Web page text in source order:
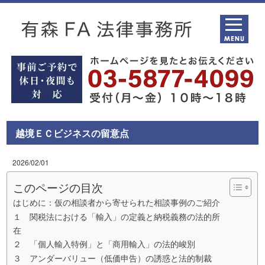
越境ＥＣビジネスの留意点
2026/02/01
このページの目次
はじめに：仮の相談者から寄せられた相談事例のご紹介
１ 関税法における「輸入」の定義と納税義務の法的所
在
２ 「個人輸入特例」と「商用輸入」の法的峻別
３ アンダーバリュー（低価申告）の誘惑と法的制裁